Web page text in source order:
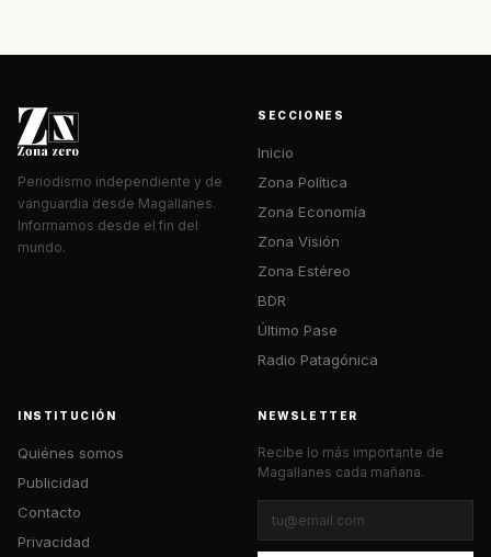
Periodismo independiente y de
vanguardia desde Magallanes.
Informamos desde el fin del
mundo.
SECCIONES
Inicio
Zona Política
Zona Economía
Zona Visión
Zona Estéreo
BDR
Último Pase
Radio Patagónica
INSTITUCIÓN
Quiénes somos
Publicidad
Contacto
Privacidad
NEWSLETTER
Recibe lo más importante de
Magallanes cada mañana.